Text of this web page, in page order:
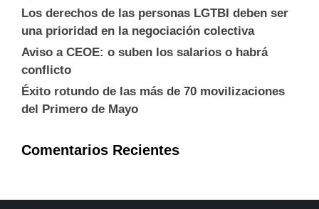
Los derechos de las personas LGTBI deben ser
una prioridad en la negociación colectiva
Aviso a CEOE: o suben los salarios o habrá
conflicto
Éxito rotundo de las más de 70 movilizaciones
del Primero de Mayo
Comentarios Recientes